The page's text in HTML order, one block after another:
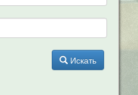
Искать